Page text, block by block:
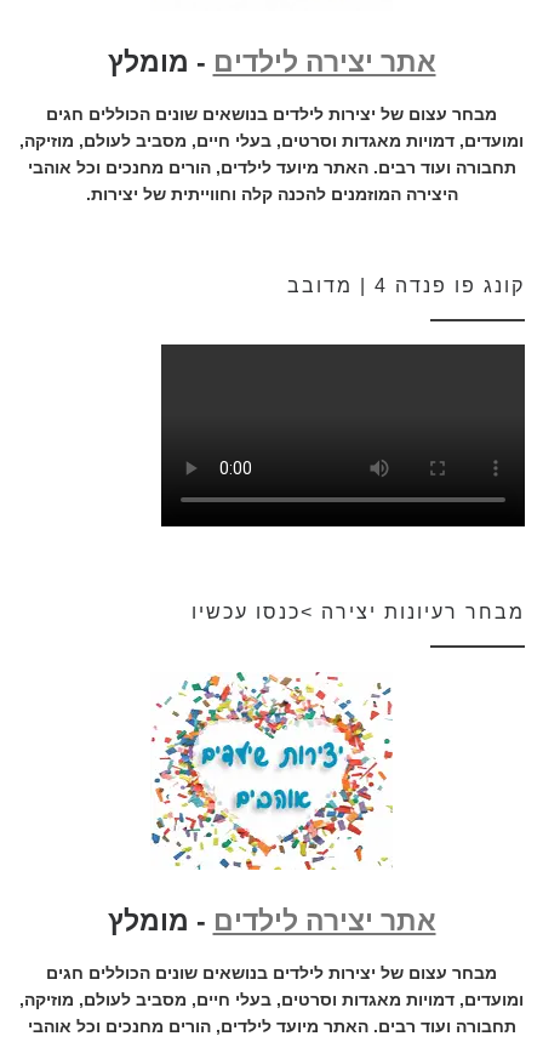
אתר יצירה לילדים - מומלץ
מבחר עצום של יצירות לילדים בנושאים שונים הכוללים חגים
ומועדים, דמויות מאגדות וסרטים, בעלי חיים, מסביב לעולם, מוזיקה,
תחבורה ועוד רבים. האתר מיועד לילדים, הורים מחנכים וכל אוהבי
היצירה המוזמנים להכנה קלה וחווייתית של יצירות.
קונג פו פנדה 4 | מדובב
מבחר רעיונות יצירה >כנסו עכשיו
אתר יצירה לילדים - מומלץ
מבחר עצום של יצירות לילדים בנושאים שונים הכוללים חגים
ומועדים, דמויות מאגדות וסרטים, בעלי חיים, מסביב לעולם, מוזיקה,
תחבורה ועוד רבים. האתר מיועד לילדים, הורים מחנכים וכל אוהבי